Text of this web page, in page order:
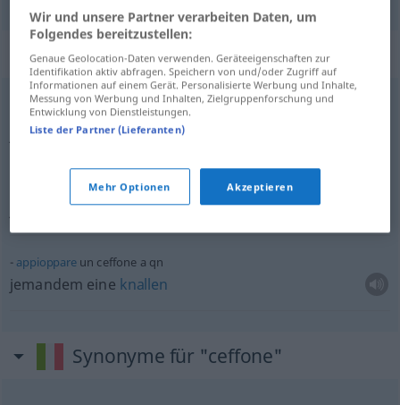
Beispielsätze für "ceffone"
mollareun ceffone aqn
jemandem eineOhrfeigeverpassen
un ceffone aqn
jemandem eineOhrfeigeversetzen
appioppareun ceffone a qn
jemandem eine knallen
Synonyme für "ceffone"
Wir und unsere Partner verarbeiten Daten, um
Folgendes bereitzustellen:
Genaue Geolocation-Daten verwenden. Geräteeigenschaften zur
Identifikation aktiv abfragen. Speichern von und/oder Zugriff auf
Informationen auf einem Gerät. Personalisierte Werbung und Inhalte,
Messung von Werbung und Inhalten, Zielgruppenforschung und
Entwicklung von Dienstleistungen.
Liste der Partner (Lieferanten)
Mehr Optionen Akzeptieren